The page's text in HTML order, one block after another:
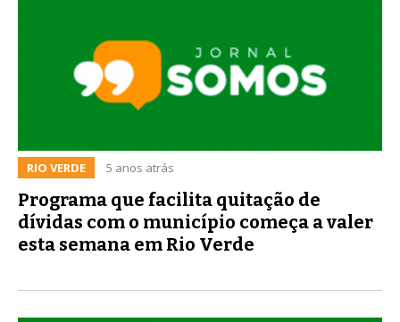
RIO VERDE 5 anos atrás
Programa que facilita quitação de
dívidas com o município começa a valer
esta semana em Rio Verde